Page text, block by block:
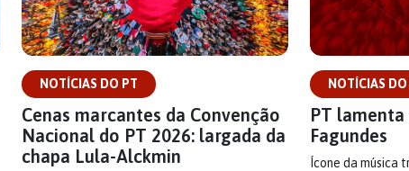
NOTÍCIAS DO PT
Cenas marcantes da Convenção
Nacional do PT 2026: largada da
chapa Lula-Alckmin
NOTÍCIAS
PT
Fagundes
Ícone da música